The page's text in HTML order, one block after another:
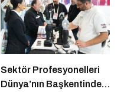
Sektör Profesyonelleri
Dünya’nın Başkentinde